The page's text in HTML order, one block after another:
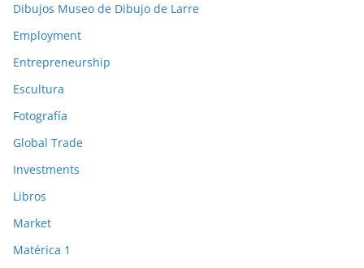
Dibujos Museo de Dibujo de Larre
Employment
Entrepreneurship
Escultura
Fotografía
Global Trade
Investments
Libros
Market
Matérica 1